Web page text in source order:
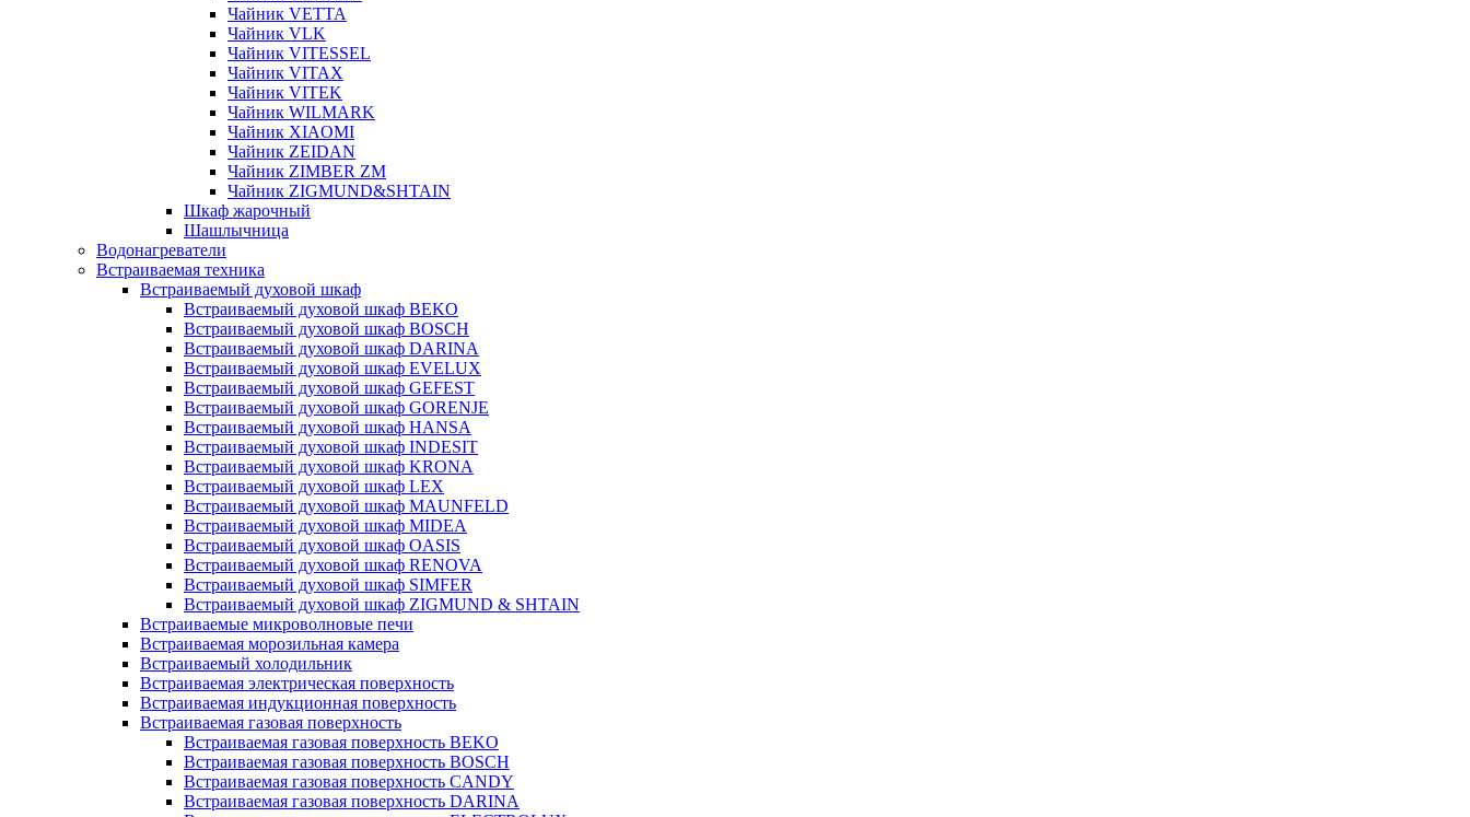
Чайник VETTA
Чайник VLK
Чайник VITESSEL
Чайник VITAX
Чайник VITEK
Чайник WILMARK
Чайник XIAOMI
Чайник ZEIDAN
Чайник ZIMBER ZM
Чайник ZIGMUND&SHTAIN
Шкаф жарочный
Шашлычница
Водонагреватели
Встраиваемая техника
Встраиваемый духовой шкаф
Встраиваемый духовой шкаф BEKO
Встраиваемый духовой шкаф BOSCH
Встраиваемый духовой шкаф DARINA
Встраиваемый духовой шкаф EVELUX
Встраиваемый духовой шкаф GEFEST
Встраиваемый духовой шкаф GORENJE
Встраиваемый духовой шкаф HANSA
Встраиваемый духовой шкаф INDESIT
Встраиваемый духовой шкаф KRONA
Встраиваемый духовой шкаф LEX
Встраиваемый духовой шкаф MAUNFELD
Встраиваемый духовой шкаф MIDEA
Встраиваемый духовой шкаф OASIS
Встраиваемый духовой шкаф RENOVA
Встраиваемый духовой шкаф SIMFER
Встраиваемый духовой шкаф ZIGMUND & SHTAIN
Встраиваемые микроволновые печи
Встраиваемая морозильная камера
Встраиваемый холодильник
Встраиваемая электрическая поверхность
Встраиваемая индукционная поверхность
Встраиваемая газовая поверхность
Встраиваемая газовая поверхность BEKO
Встраиваемая газовая поверхность BOSCH
Встраиваемая газовая поверхность CANDY
Встраиваемая газовая поверхность DARINA